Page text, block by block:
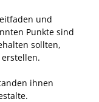
und
Punkte sind
sollten,
ihnen